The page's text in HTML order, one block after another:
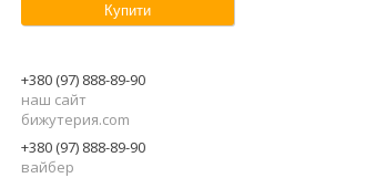
Купити
+380 (97) 888-89-90
наш сайт
бижутерия.com
+380 (97) 888-89-90
вайбер